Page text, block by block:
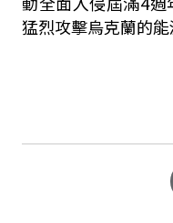
猛烈攻擊烏克蘭的